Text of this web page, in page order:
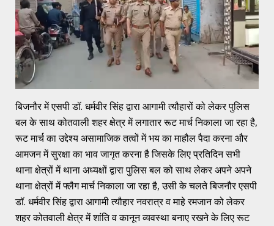
बिजनौर में एसपी डॉ. धर्मवीर सिंह द्वारा आगामी त्यौहारों को लेकर पुलिस
बल के साथ कोतवाली शहर क्षेत्र में लगातार रूट मार्च निकाला जा रहा है,
रूट मार्च का उद्देश्य असामाजिक तत्वों में भय का माहौल पैदा करना और
आमजन में सुरक्षा का भाव जागृत करना है जिसके लिए प्रतिदिन सभी
थाना क्षेत्रों में थाना अध्यक्षों द्वारा पुलिस बल को साथ लेकर अपने अपने
थाना क्षेत्रों में फ्लैग मार्च निकाला जा रहा है, उसी के चलते बिजनौर एसपी
डॉ. धर्मवीर सिंह द्वारा आगामी त्यौहार नवरात्र व माहे रमजान को लेकर
शहर कोतवाली क्षेत्र में शांति व कानून व्यवस्था बनाए रखने के लिए रूट